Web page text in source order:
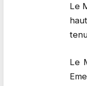
Le
Le